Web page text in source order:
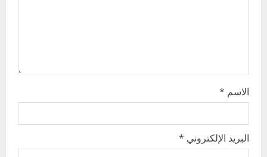
n
الاسم *
البريد الإلكتروني *